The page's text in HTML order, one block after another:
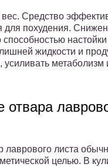
Средство
для похудения.
жидкости и
усиливать метаболизм
отвара
лаврового листа
целью. В